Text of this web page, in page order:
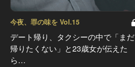
今夜、罪の味を Vol.15
デート帰り、タクシーの中で「まだ
帰りたくない」と23歳女が伝えた
ら…